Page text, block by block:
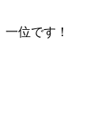
一位です！